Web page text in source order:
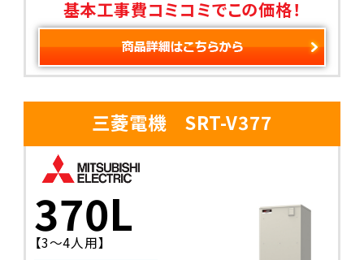
基本工事費コミコミでこの価格！
三菱電機 SRT-V377
370L
【3〜4人用】